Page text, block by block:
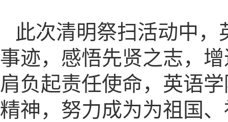
此次清明祭扫活动中
事迹，感悟先贤之志，
肩负起责任使命，英语
精神，努力成为为祖国